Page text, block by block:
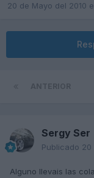
20 de Mayo del 2010
Sergy Ser
Publicado 20
Alguno llevais las